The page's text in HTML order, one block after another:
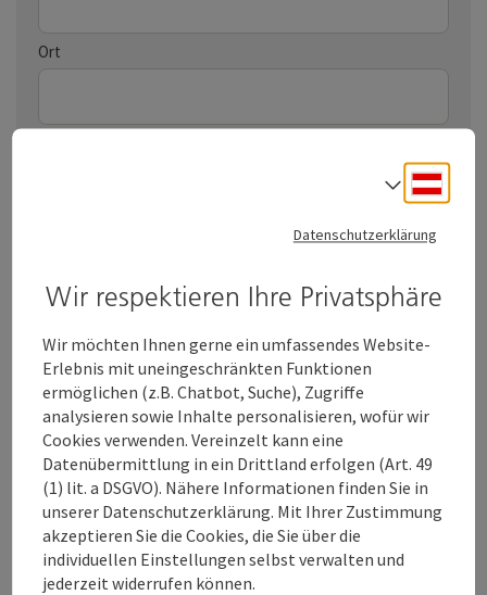
Ort
E-Mail*
Senden
Datenschutzerklärung
Wir respektieren Ihre Privatsphäre
Wir möchten Ihnen gerne ein umfassendes Website-
Erlebnis mit uneingeschränkten Funktionen
ermöglichen (z.B. Chatbot, Suche), Zugriffe
analysieren sowie Inhalte personalisieren, wofür wir
Cookies verwenden. Vereinzelt kann eine
Datenübermittlung in ein Drittland erfolgen (Art. 49
(1) lit. a DSGVO). Nähere Informationen finden Sie in
unserer Datenschutzerklärung. Mit Ihrer Zustimmung
akzeptieren Sie die Cookies, die Sie über die
individuellen Einstellungen selbst verwalten und
jederzeit widerrufen können.